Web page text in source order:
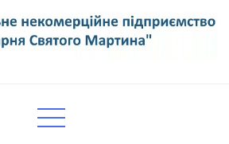
"Лікарня Святого